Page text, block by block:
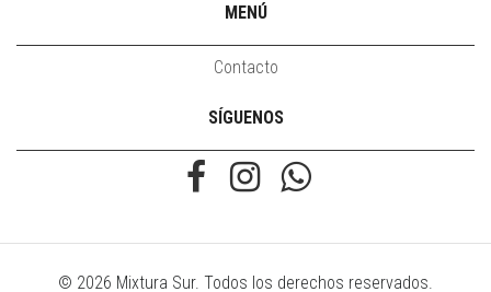
MENÚ
Contacto
SÍGUENOS
© 2026 Mixtura Sur. Todos los derechos reservados.